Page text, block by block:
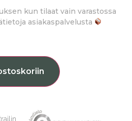
kun tilaat vain varastossa
asiakaspalvelusta